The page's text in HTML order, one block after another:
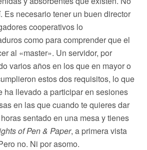
Es necesario tener un buen director
cooperativos lo
como para comprender que el
al «master». Un servidor, por
varios años en los que en mayor o
estos dos requisitos, lo que
ha llevado a participar en sesiones
en las que cuando te quieres dar
sentado en una mesa y tienes
of Pen & Paper, a primera vista
no. Ni por asomo.